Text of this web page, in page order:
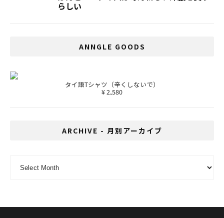
らしい
ANNGLE GOODS
タイ語Tシャツ（辛くしないで）
¥ 2,580
ARCHIVE - 月別アーカイブ